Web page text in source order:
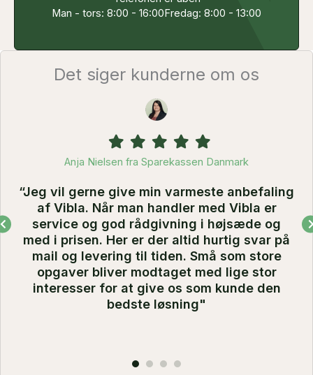
Man - tors: 8:00 - 16:00Fredag: 8:00 - 13:00
Det siger kunderne om os
Filled
star
Filled
star
Filled
star
Filled
star
Filled
star
Anja Nielsen fra Sparekassen Danmark
“Jeg vil gerne give min varmeste anbefaling
af Vibla. Når man handler med Vibla er
service og god rådgivning i højsæde og
med i prisen. Her er der altid hurtig svar på
mail og levering til tiden. Små som store
opgaver bliver modtaget med lige stor
interesser for at give os som kunde den
bedste løsning"